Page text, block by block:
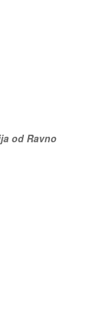
od Ravno